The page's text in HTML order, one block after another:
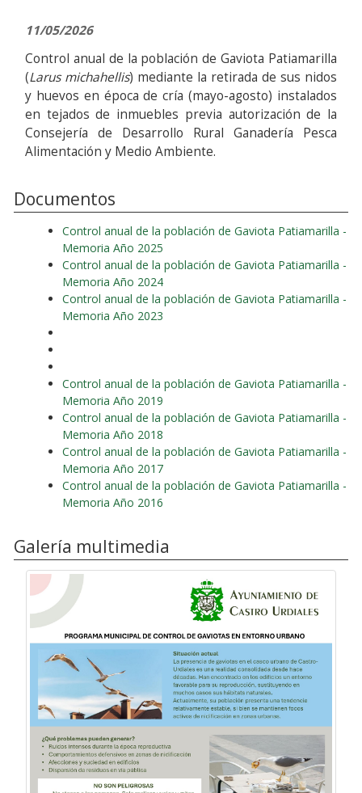
11/05/2026
Control anual de la población de Gaviota Patiamarilla
(Larus michahellis) mediante la retirada de sus nidos
y huevos en época de cría (mayo-agosto) instalados
en tejados de inmuebles previa autorización de la
Consejería de Desarrollo Rural Ganadería Pesca
Alimentación y Medio Ambiente.
Documentos
Control anual de la población de Gaviota Patiamarilla -
Memoria Año 2025
Control anual de la población de Gaviota Patiamarilla -
Memoria Año 2024
Control anual de la población de Gaviota Patiamarilla -
Memoria Año 2023
Control anual de la población de Gaviota Patiamarilla -
Memoria Año 2019
Control anual de la población de Gaviota Patiamarilla -
Memoria Año 2018
Control anual de la población de Gaviota Patiamarilla -
Memoria Año 2017
Control anual de la población de Gaviota Patiamarilla -
Memoria Año 2016
Galería multimedia